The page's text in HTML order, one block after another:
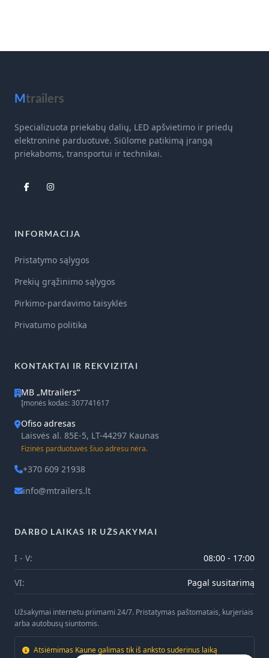
Mtrailers
Specializuota priekabų dalių, LED apšvietimo ir priedų
elektroninė parduotuvė. Siūlome patikimą įrangą
priekaboms, transportui ir technikai.
INFORMACIJA
Pristatymo sąlygos
Prekių grąžinimo sąlygos
Pirkimo-pardavimo taisyklės
Privatumo politika
KONTAKTAI IR REKVIZITAI
MB „Mtrailers“
Įmonės kodas: 307741617
Ofiso adresas
Laisvės al. 85E-5, LT-44297 Kaunas
Fizinės parduotuvės šiuo adresu nėra.
+370 609 21938
info@mtrailers.lt
DARBO LAIKAS IR UŽSAKYMAI
I - V: 08:00 - 17:00
VI: Pagal susitarimą
Užsakymai internetu priimami 24/7. Pristatymas paštomatais, kurjeriais
arba autobusų siuntomis.
Atsiėmimas Kaune galimas tik iš anksto suderinus laiką